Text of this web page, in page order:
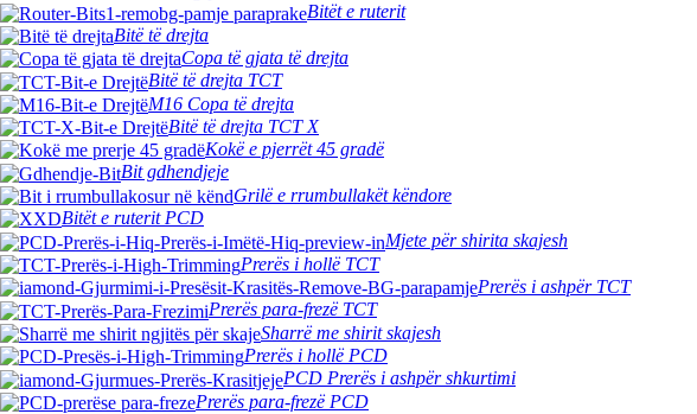
Bitët e ruterit
Bitë të drejta
Copa të gjata të drejta
Bitë të drejta TCT
M16 Copa të drejta
Bitë të drejta TCT X
Kokë e pjerrët 45 gradë
Bit gdhendjeje
Grilë e rrumbullakët këndore
Bitët e ruterit PCD
Mjete për shirita skajesh
Prerës i hollë TCT
Prerës i ashpër TCT
Prerës para-frezë TCT
Sharrë me shirit skajesh
Prerës i hollë PCD
PCD Prerës i ashpër shkurtimi
Prerës para-frezë PCD